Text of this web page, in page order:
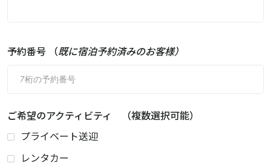
予約番号 （既に宿泊予約済みのお客様）
ご希望のアクティビティ （複数選択可能）
プライベート送迎
レンタカー